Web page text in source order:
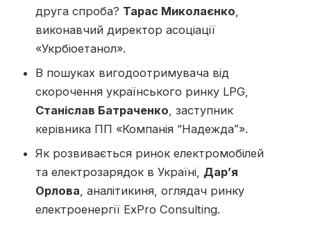
друга спроба? Тарас Миколаєнко,
виконавчий директор асоціації
«Укрбіоетанол».
В пошуках вигодоотримувача від
скорочення українського ринку LPG,
Станіслав Батраченко, заступник
керівника ПП «Компанія “Надежда”».
Як розвивається ринок електромобілей
та електрозарядок в Україні, Дар’я
Орлова, аналітикиня, оглядач ринку
електроенергії ExPro Consulting.